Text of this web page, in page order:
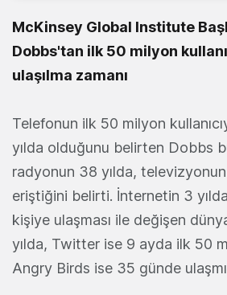
McKinsey Global Institute
Dobbs'tan ilk 50 milyon
ulaşılma zamanı
Telefonun ilk 50 milyon
yılda olduğunu belirten Dobbs
radyonun 38 yılda, televizyonun
eriştiğini belirti. İnternetin 3
kişiye ulaşması ile değişen
yılda, Twitter ise 9 ayda ilk 50
Angry Birds ise 35 günde